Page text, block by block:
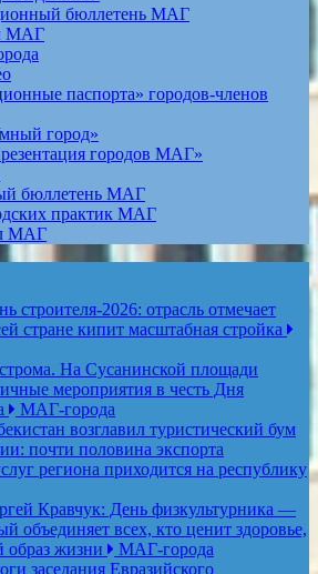
бюллетень МАГ
МАГ
паспорта» городов-членов
город»
городов МАГ»
бюллетень МАГ
практик МАГ
МАГ
строителя‑2026: отрасль отмечает
стране кипит масштабная стройка
На Сусанинской площади
мероприятия в честь Дня
МАГ-города
возглавил туристический бум
почти половина экспорта
региона приходится на республику
Кравчук: День физкультурника —
объединяет всех, кто ценит здоровье,
образ жизни
МАГ-города
заседания Евразийского